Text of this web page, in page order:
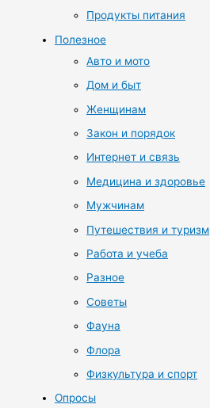
Продукты питания
Полезное
Авто и мото
Дом и быт
Женщинам
Закон и порядок
Интернет и связь
Медицина и здоровье
Мужчинам
Путешествия и туризм
Работа и учеба
Разное
Советы
Фауна
Флора
Физкультура и спорт
Опросы